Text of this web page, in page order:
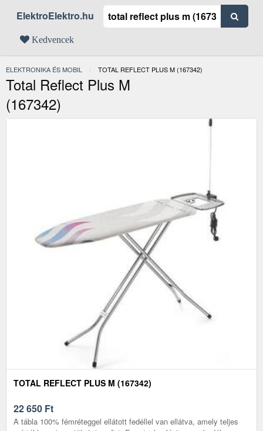
ElektroElektro.hu
Kedvencek
ELEKTRONIKA ÉS MOBIL JELENLEGI:
TOTAL REFLECT PLUS M (167342)
Total Reflect Plus M
(167342)
TOTAL REFLECT PLUS M (167342)
22 650 Ft
A tábla 100% fémréteggel ellátott fedéllel van ellátva, amely teljes